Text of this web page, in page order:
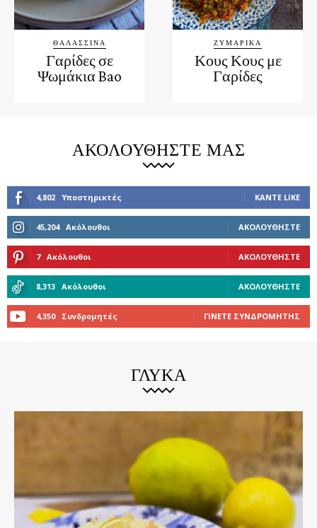
ΘΑΛΑΣΣΙΝΆ
Γαρίδες σε
Ψωμάκια Bao
ΖΥΜΑΡΙΚΆ
Κους Κους με
Γαρίδες
ΑΚΟΛΟΥΘΉΣΤΕ ΜΑΣ
4,802 Υποστηρικτές ΚΆΝΤΕ LIKE
45,204 Ακόλουθοι ΑΚΟΛΟΥΘΉΣΤΕ
7 Ακόλουθοι ΑΚΟΛΟΥΘΉΣΤΕ
8,313 Ακόλουθοι ΑΚΟΛΟΥΘΉΣΤΕ
4,350 Συνδρομητές ΓΊΝΕΤΕ ΣΥΝΔΡΟΜΗΤΉΣ
ΓΛΥΚΆ